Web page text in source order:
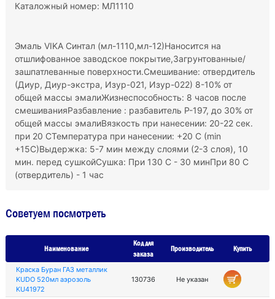
Каталожный номер: МЛ1110
Эмаль VIKA Синтал (мл-1110,мл-12)Наносится на
отшлифованное заводское покрытие,Загрунтованные/
зашпатлеванные поверхности.Смешивание: отвердитель
(Диур, Диур-экстра, Изур-021, Изур-022) 8-10% от
общей массы эмалиЖизнеспособность: 8 часов после
смешиванияРазбавление : разбавитель Р-197, до 30% от
общей массы эмалиВязкость при нанесении: 20-22 сек.
при 20 СТемпература при нанесении: +20 С (min
+15C)Выдержка: 5-7 мин между слоями (2-3 слоя), 10
мин. перед сушкойСушка: При 130 С - 30 минПри 80 С
(отвердитель) - 1 час
Советуем посмотреть
Наименование
Код для
заказа
Производитель Купить
Краска Буран ГАЗ металлик
KUDO 520мл аэрозоль
KU41972
130736 Не указан